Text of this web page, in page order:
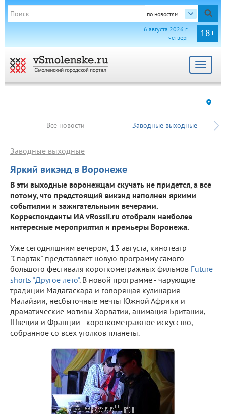
по новостям
18+
6 августа 2026 г.
четверг
Toggle
Все новости Заводные выходные
Яркий викэнд в Воронеже
Заводные выходные
В эти выходные воронежцам скучать не придется, а все
потому, что предстоящий викэнд наполнен яркими
событиями и зажигательными вечерами.
Корреспонденты ИА vRossii.ru отобрали наиболее
интересные мероприятия и премьеры Воронежа.
Уже сегодняшним вечером, 13 августа, кинотеатр
"Спартак" представляет новую программу самого
большого фестиваля короткометражных фильмов Future
shorts "Другое лето". В новой программе - чарующие
традиции Мадагаскара и говорящая кулинария
Малайзии, несбыточные мечты Южной Африки и
драматические мотивы Хорватии, анимация Британии,
Швеции и Франции - короткометражное искусство,
собранное со всех уголков планеты.